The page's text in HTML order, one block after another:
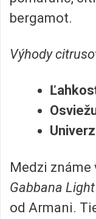
bergamot.
Výhody
Medzi známe
Gabbana
od Armani.